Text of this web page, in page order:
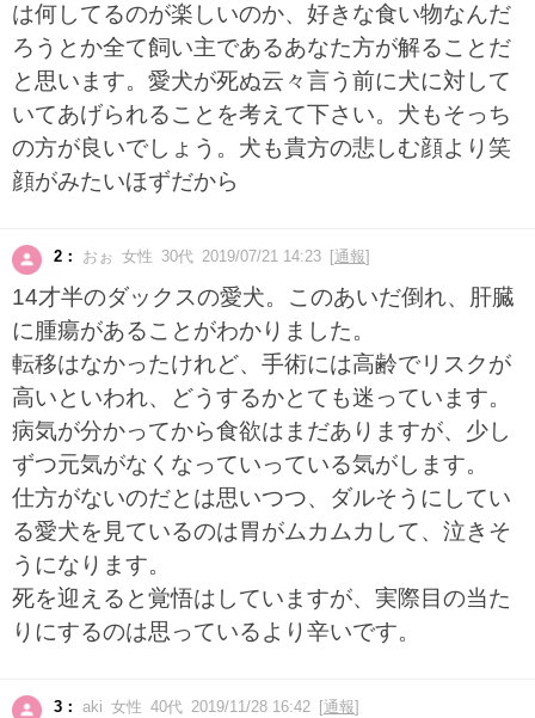
は何してるのが楽しいのか、好きな食い物なんだ
ろうとか全て飼い主であるあなた方が解ることだ
と思います。愛犬が死ぬ云々言う前に犬に対して
いてあげられることを考えて下さい。犬もそっち
の方が良いでしょう。犬も貴方の悲しむ顔より笑
顔がみたいほずだから
2： おぉ 女性 30代 2019/07/21 14:23 [通報]
14才半のダックスの愛犬。このあいだ倒れ、肝臓
に腫瘍があることがわかりました。
転移はなかったけれど、手術には高齢でリスクが
高いといわれ、どうするかとても迷っています。
病気が分かってから食欲はまだありますが、少し
ずつ元気がなくなっていっている気がします。
仕方がないのだとは思いつつ、ダルそうにしてい
る愛犬を見ているのは胃がムカムカして、泣きそ
うになります。
死を迎えると覚悟はしていますが、実際目の当た
りにするのは思っているより辛いです。
3： aki 女性 40代 2019/11/28 16:42 [通報]